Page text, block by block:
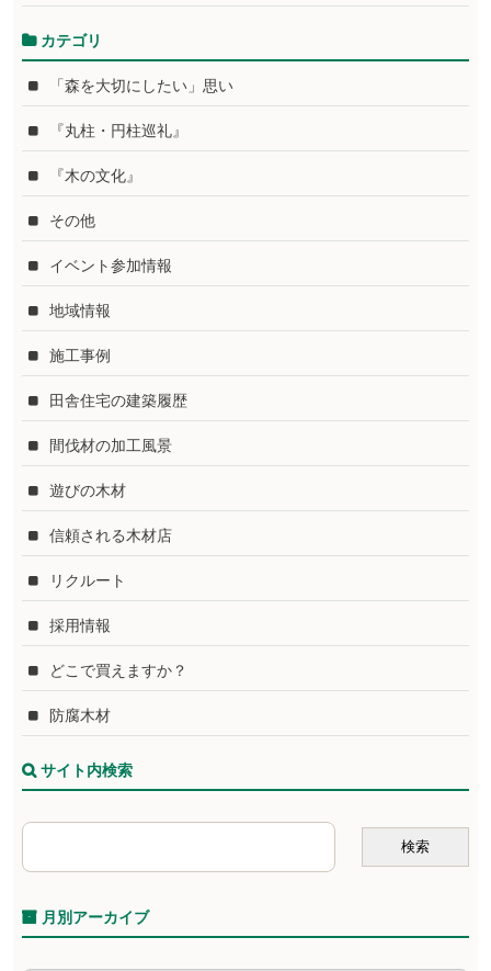
カテゴリ
「森を大切にしたい」思い
『丸柱・円柱巡礼』
『木の文化』
その他
イベント参加情報
地域情報
施工事例
田舎住宅の建築履歴
間伐材の加工風景
遊びの木材
信頼される木材店
リクルート
採用情報
どこで買えますか？
防腐木材
サイト内検索
月別アーカイブ